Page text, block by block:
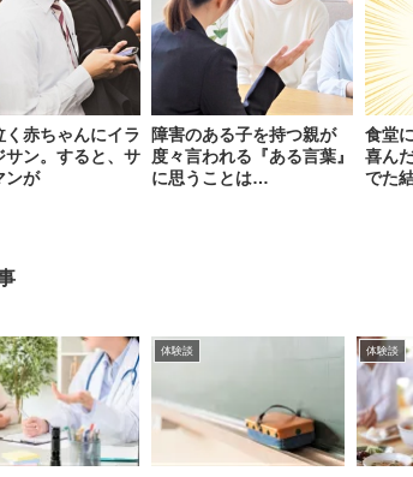
く赤ちゃんにイラ
サン。すると、サ
ンが
障害のある子を持つ親が
度々言われる『ある言葉』
に思うことは…
食堂
喜ん
でた
体験談 体験談